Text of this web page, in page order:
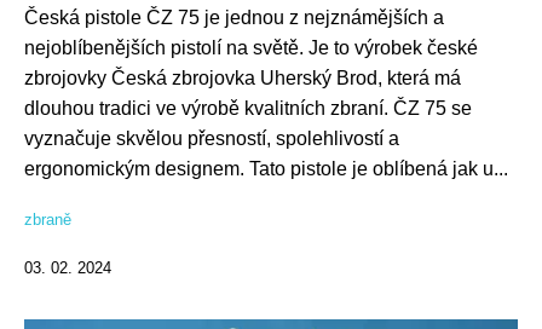
Česká pistole ČZ 75 je jednou z nejznámějších a
nejoblíbenějších pistolí na světě. Je to výrobek české
zbrojovky Česká zbrojovka Uherský Brod, která má
dlouhou tradici ve výrobě kvalitních zbraní. ČZ 75 se
vyznačuje skvělou přesností, spolehlivostí a
ergonomickým designem. Tato pistole je oblíbená jak u...
zbraně
03. 02. 2024